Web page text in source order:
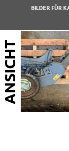
BILDER FÜR
ANSICHT